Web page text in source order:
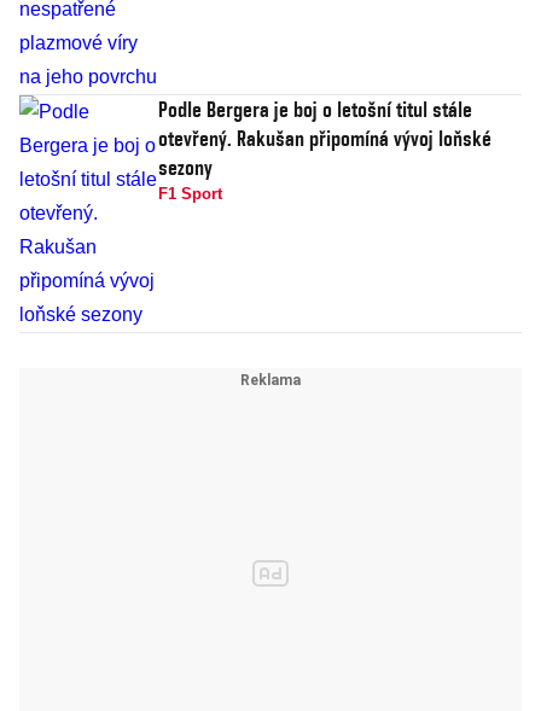
Podle Bergera je boj o letošní titul stále
otevřený. Rakušan připomíná vývoj loňské
sezony
F1 Sport